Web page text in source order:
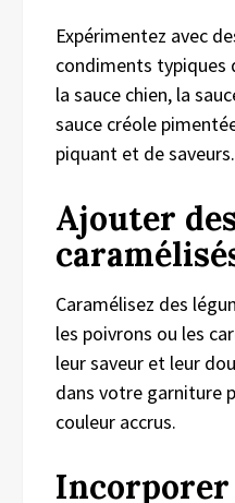
Expérimentez avec
condiments typiques
la sauce chien, la
sauce créole
piquant et de saveurs.
Ajouter
Caramélisez des
les poivrons ou les
leur saveur et leur
dans votre garniture
couleur accrus.
Incorporer